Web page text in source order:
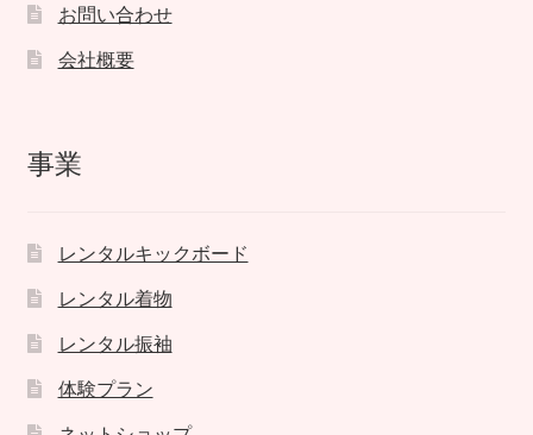
お問い合わせ
会社概要
事業
レンタルキックボード
レンタル着物
レンタル振袖
体験プラン